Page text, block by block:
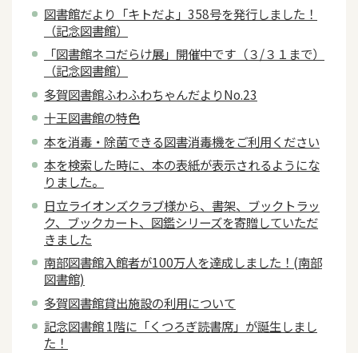
図書館だより「キトだよ」358号を発行しました！
（記念図書館）
「図書館ネコだらけ展」開催中です（３/３１まで）
（記念図書館）
多賀図書館ふわふわちゃんだよりNo.23
十王図書館の特色
本を消毒・除菌できる図書消毒機をご利用ください
本を検索した時に、本の表紙が表示されるようにな
りました。
日立ライオンズクラブ様から、書架、ブックトラッ
ク、ブックカート、図鑑シリーズを寄贈していただ
きました
南部図書館入館者が100万人を達成しました！(南部
図書館)
多賀図書館貸出施設の利用について
記念図書館 1階に「くつろぎ読書席」が誕生しまし
た！